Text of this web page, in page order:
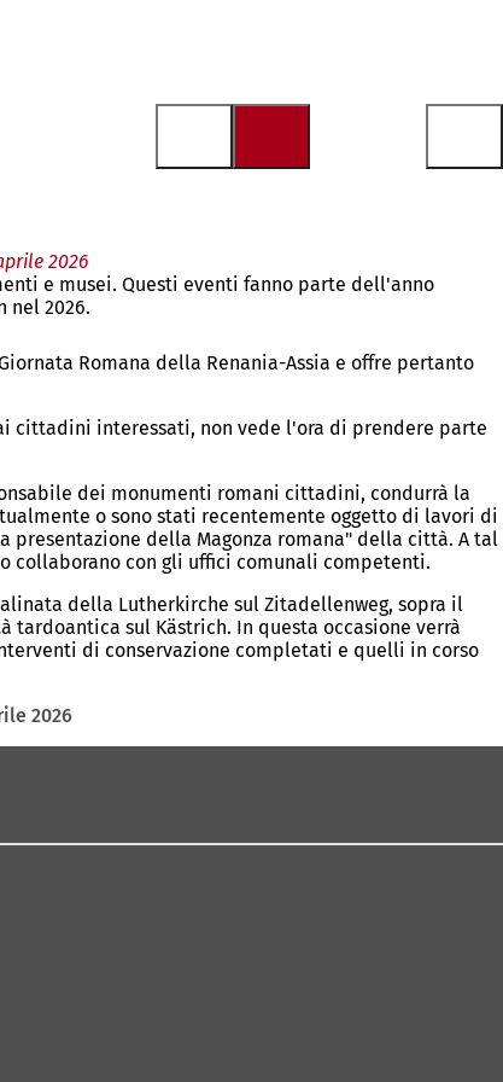
2026
e musei. Questi eventi fanno parte dell'anno
nel 2026.
Romana della Renania-Assia e offre pertanto
cittadini interessati, non vede l'ora di prendere parte
dei monumenti romani cittadini, condurrà la
o sono stati recentemente oggetto di lavori di
della Magonza romana" della città. A tal
collaborano con gli uffici comunali competenti.
della Lutherkirche sul Zitadellenweg, sopra il
sul Kästrich. In questa occasione verrà
di conservazione completati e quelli in corso
2026